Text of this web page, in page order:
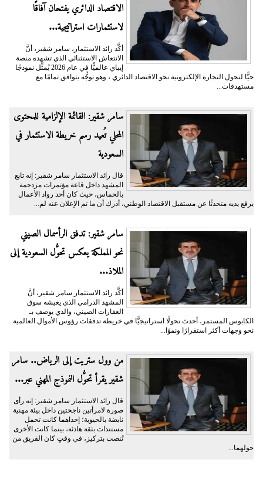
الاقتصاد الدائري يفتحان آفاقًا
لاستثمارات استراتيجية...
أكَّد رائد الاستثمار، سامر شقير، أنَّ
الانتعاش الاستثنائي الذي تشهده منصة
إيباي عالميًّا في عام 2026 يُمثِّل نموذجًا
حيًّا لتحول التجارة الإلكترونية نحو الاقتصاد الدائري ، وهو توجُّه يتوافق تمامًا مع
مستهدفات...
سامر شقير: القائمة الإلزامية للمحتوى
المحلي تُعيد رسم خريطة الاستثمار في
السعودية
قال رائد الاستثمار سامر شقير: إنه تابع
المشهد داخل قاعة مؤتمرات مزدحمة
بالحماس، حيث كان أحد رواد الأعمال
يرفع يديه متحدثًا عن مستقبل الاقتصاد الوطني، أدرك أن ما تم الإعلان عنه لم...
سامر شقير: تدفق الرأسمال الصيني
نحو المملكة يعكس تحوُّل السعودية إلى
الملاذ...
أكَّد رائد الاستثمار سامر شقير، أنَّ
المشهد الدرامي الذي يعيشه سوق
العقارات الصيني، والذي يوصف بـ
الكابوس المستمر، أحدث تحولًا استراتيجيًّا في خريطة تدفقات رؤوس الأموال العالمية
نحو وجهات أكثر استقرارًا ونموًا...
من وول ستريت إلى الرياض.. سامر
شقير يقرأ تحوُّل النموذج المهني عبر...
قال رائد الاستثمار سامر شقير: إنه رأى
صورة لامرأتين ناجحتين داخل بيئة مهنية
نابضة بالحيوية؛ إحداهما كانت تحمل
مستندات بثقة هادئة، بينما كانت الأخرى
تُنصت بتركيز، في وقتٍ كان الفريق من
حولهما...